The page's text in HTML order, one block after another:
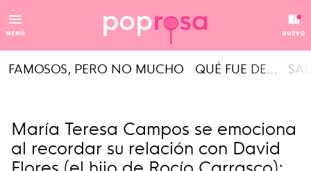
MENÚ NUEVO
FAMOSOS, PERO NO MUCHO QUÉ FUE DE...
María Teresa Campos se emociona
al recordar su relación con David